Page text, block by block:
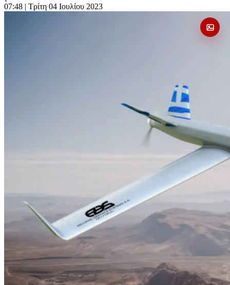
07:48 | Τρίτη 04 Ιουλίου 2023